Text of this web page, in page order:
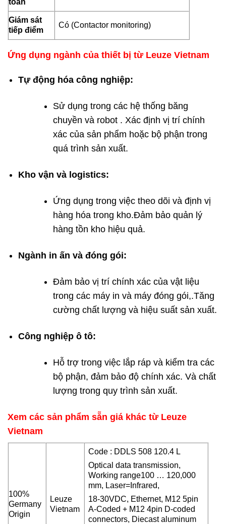
Giám sát
tiếp điểm
Có (Contactor monitoring)
Ứng dụng ngành của thiết bị từ Leuze Vietnam
Tự động hóa công nghiệp:
Sử dụng trong các hệ thống băng
chuyền và robot . Xác định vị trí chính
xác của sản phẩm hoặc bộ phận trong
quá trình sản xuất.
Kho vận và logistics:
Ứng dụng trong việc theo dõi và định vị
hàng hóa trong kho.Đảm bảo quản lý
hàng tồn kho hiệu quả.
Ngành in ấn và đóng gói:
Đảm bảo vị trí chính xác của vật liệu
trong các máy in và máy đóng gói,.Tăng
cường chất lượng và hiệu suất sản xuất.
Công nghiệp ô tô:
Hỗ trợ trong việc lắp ráp và kiểm tra các
bộ phận, đảm bảo độ chính xác. Và chất
lượng trong quy trình sản xuất.
Xem các sản phẩm sẵn giá khác từ Leuze
Vietnam
100%
Germany
Origin
Leuze
Vietnam
Code : DDLS 508 120.4 L
Optical data transmission,
Working range100 … 120,000
mm, Laser=Infrared,
18-30VDC, Ethernet, M12 5pin
A-Coded + M12 4pin D-coded
connectors, Diecast aluminum